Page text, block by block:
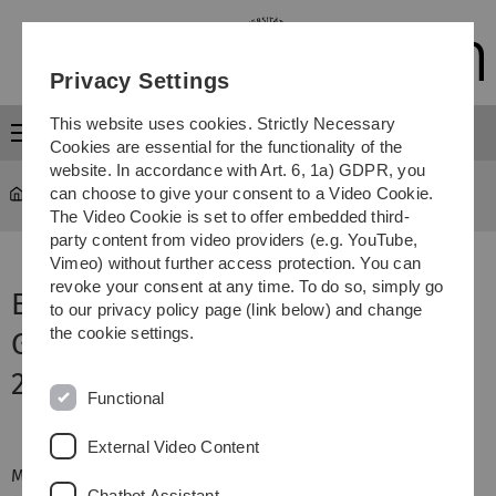
Skip
Skip
Skip
Skip
Menu
University ... Gips-Schüle-Nachwuchspreis 2017
Einladung zur Verleihung des
Gips-Schüle-Nachwuchspreises
2017 an der Universität Ulm
Mit dem Gips-Schüle-Nachwuchspreis prämiert die Gips-
Privacy Settings
This website uses cookies. Strictly Necessary
Cookies are essential for the functionality of the
website. In accordance with Art. 6, 1a) GDPR, you
can choose to give your consent to a Video Cookie.
The Video Cookie is set to offer embedded third-
party content from video providers (e.g. YouTube,
Vimeo) without further access protection. You can
revoke your consent at any time. To do so, simply go
to our privacy policy page (link below) and change
the cookie settings.
Functional
External Video Content